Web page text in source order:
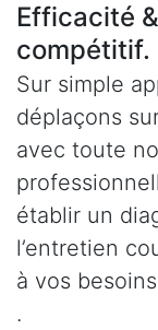
Efficacité
compétitif.
Sur simple
déplaçons
avec toute
établir un
l’entretien
à vos
.